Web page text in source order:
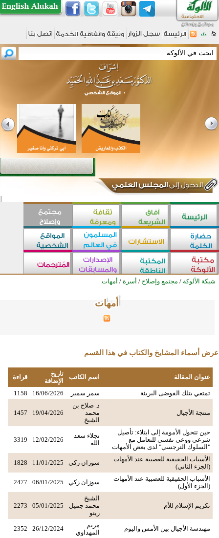
شبكة الألوكة / مجتمع وإصلاح / أسرة / أمهات
أمهات
أمهات
أمهات
أمهات
أمهات
أمهات
أمهات
أمهات
أمهات
أمهات
أمهات
أمهات
أمهات
أمهات
أمهات
أمهات
أمهات
أمهات
أمهات
أمهات
أمهات
أمهات
أمهات
أمهات
أمهات
عرض أسماء المشايخ والكتاب في هذا القسم
عنوان المقالة اسم الكاتب
تاريخ
الإضافة
قراءة
تمتعي بتلك الفوضى البريئة سمر سمير 16/06/2026
1158
منتجة الأجيال
د. صلاح بن
محمد
الشيخ
19/04/2026
1457
حين تتحول الأمومة إلى ابتلاء: تأصيل
شرعي ووعي نفسي للتعامل مع
"السلوك النرجسي" لدى بعض الأمهات
نجلاء سعد
الله
12/02/2026
3319
الأسباب الحقيقية للعصبية عند الأمهات
(الجزء الثاني)
سوزان زكي 11/01/2025
1828
الأسباب الحقيقية للعصبية عند الأمهات
(الجزء الأول)
سوزان زكي 06/01/2025
2477
تكريم الإسلام للأم
الشيخ
محمد جميل
زينو
05/01/2025
2273
مهندسة الأجيال بين الأمس واليوم
مريم
المهداوي
26/12/2024
2352